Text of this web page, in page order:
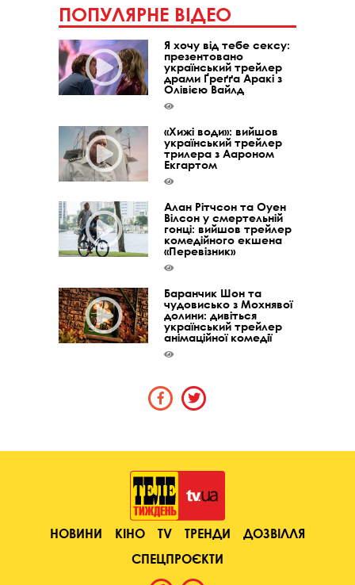
ПОПУЛЯРНЕ ВІДЕО
Я хочу від тебе сексу:
презентовано
український трейлер
драми Ґреґґа Аракі з
Олівією Вайлд
«Хижі води»: вийшов
український трейлер
трилера з Аароном
Екгартом
Алан Рітчсон та Оуен
Вілсон у смертельній
гонці: вийшов трейлер
комедійного екшена
«Перевізник»
Баранчик Шон та
чудовисько з Мохнявої
долини: дивіться
український трейлер
анімаційної комедії
НОВИНИ КІНО TV ТРЕНДИ
ДОЗВІЛЛЯ
СПЕЦПРОЄКТИ